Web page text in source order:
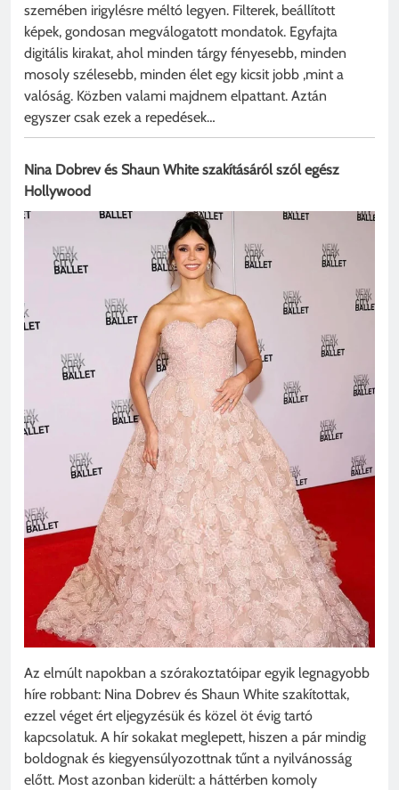
szemében irigylésre méltó legyen. Filterek, beállított
képek, gondosan megválogatott mondatok. Egyfajta
digitális kirakat, ahol minden tárgy fényesebb, minden
mosoly szélesebb, minden élet egy kicsit jobb ,mint a
valóság. Közben valami majdnem elpattant. Aztán
egyszer csak ezek a repedések…
Nina Dobrev és Shaun White szakításáról szól egész
Hollywood
Az elmúlt napokban a szórakoztatóipar egyik legnagyobb
híre robbant: Nina Dobrev és Shaun White szakítottak,
ezzel véget ért eljegyzésük és közel öt évig tartó
kapcsolatuk. A hír sokakat meglepett, hiszen a pár mindig
boldognak és kiegyensúlyozottnak tűnt a nyilvánosság
előtt. Most azonban kiderült: a háttérben komoly